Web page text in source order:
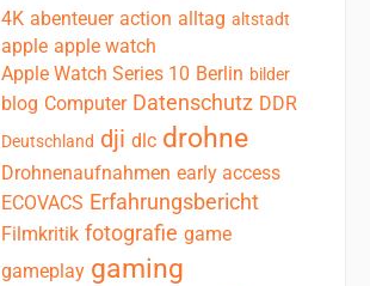
4K abenteuer action alltag altstadt
apple apple watch
Apple Watch Series 10 Berlin bilder
blog Computer Datenschutz DDR
Deutschland dji dlc drohne
Drohnenaufnahmen early access
ECOVACS Erfahrungsbericht
Filmkritik fotografie game
gameplay gaming